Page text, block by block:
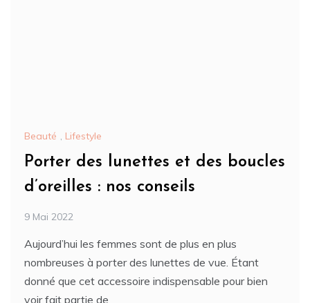
Beauté , Lifestyle
Porter des lunettes et des boucles
d’oreilles : nos conseils
9 Mai 2022
Aujourd’hui les femmes sont de plus en plus
nombreuses à porter des lunettes de vue. Étant
donné que cet accessoire indispensable pour bien
voir fait partie de